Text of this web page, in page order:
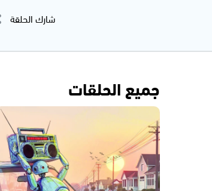
شارك الحلقة
جميع الحلقات